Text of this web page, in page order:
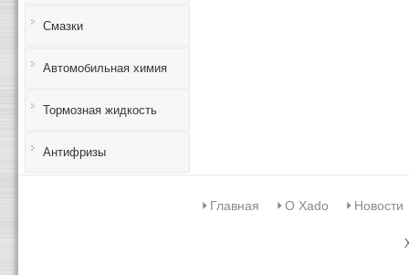
Смазки
Автомобильная химия
Тормозная жидкость
Антифризы
Главная О Xado Новости